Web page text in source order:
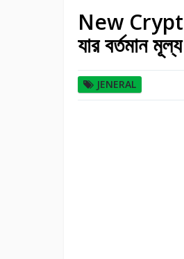
New
যার বর্তমান
JENERAL